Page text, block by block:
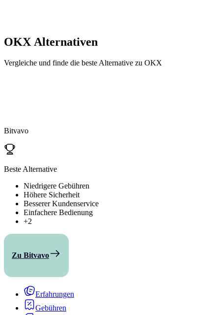
OKX Alternativen
Vergleiche und finde die beste Alternative zu OKX
Bitvavo
Beste Alternative
Niedrigere Gebühren
Höhere Sicherheit
Besserer Kundenservice
Einfachere Bedienung
+2
Zu Bitvavo
Erfahrungen
Gebühren